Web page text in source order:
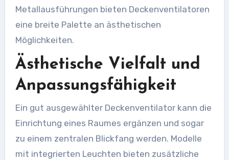
Metallausführungen bieten Deckenventilatoren
eine breite Palette an ästhetischen
Möglichkeiten.
Ästhetische Vielfalt und
Anpassungsfähigkeit
Ein gut ausgewählter Deckenventilator kann die
Einrichtung eines Raumes ergänzen und sogar
zu einem zentralen Blickfang werden. Modelle
mit integrierten Leuchten bieten zusätzliche